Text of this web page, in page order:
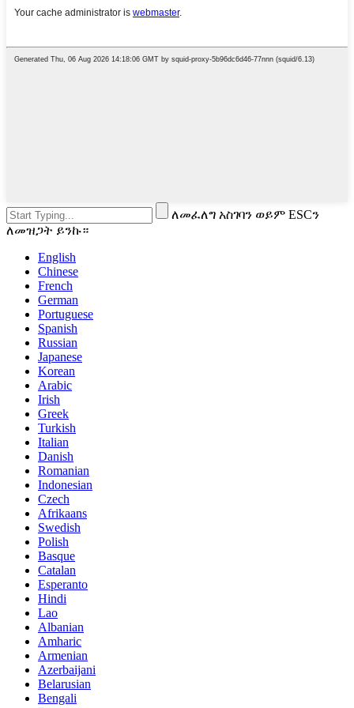
ለመፈለግ አስገባን ወይም ESCን
ለመዝጋት ይንኩ።
English
Chinese
French
German
Portuguese
Spanish
Russian
Japanese
Korean
Arabic
Irish
Greek
Turkish
Italian
Danish
Romanian
Indonesian
Czech
Afrikaans
Swedish
Polish
Basque
Catalan
Esperanto
Hindi
Lao
Albanian
Amharic
Armenian
Azerbaijani
Belarusian
Bengali